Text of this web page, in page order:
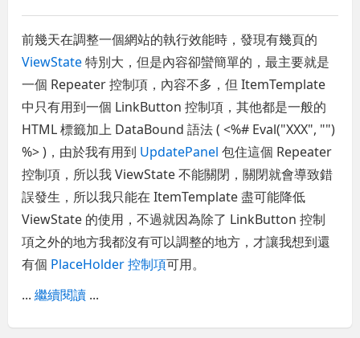
前幾天在調整一個網站的執行效能時，發現有幾頁的
ViewState特別大，但是內容卻蠻簡單的，最主要就是
一個 Repeater 控制項，內容不多，但 ItemTemplate
中只有用到一個 LinkButton 控制項，其他都是一般的
HTML 標籤加上 DataBound 語法 ( <%# Eval("XXX", "")
%> )，由於我有用到 UpdatePanel 包住這個 Repeater
控制項，所以我 ViewState 不能關閉，關閉就會導致錯
誤發生，所以我只能在 ItemTemplate 盡可能降低
ViewState 的使用，不過就因為除了 LinkButton 控制
項之外的地方我都沒有可以調整的地方，才讓我想到還
有個 PlaceHolder 控制項可用。
...繼續閱讀 ...